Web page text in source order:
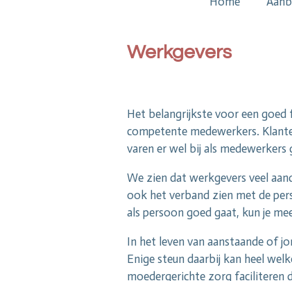
Werkgevers
Het belangrijkste voor een
competente medewerkers.
varen er wel bij als
We zien dat werkgevers veel
ook het verband zien met de
als persoon goed gaat, kun je
In het leven van aanstaande of
Enige steun daarbij kan heel
moedergerichte zorg faciliteren